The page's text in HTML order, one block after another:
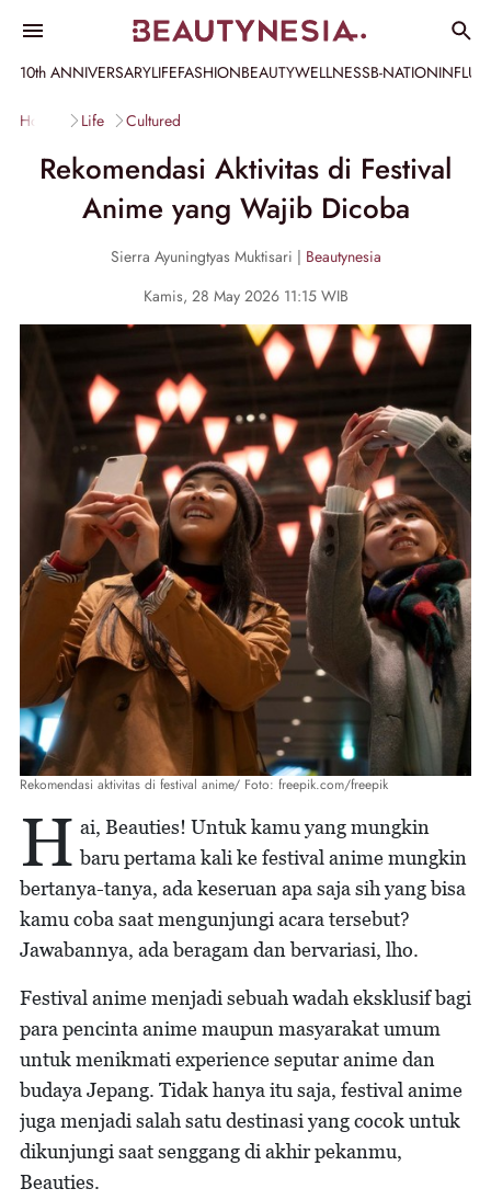
10th ANNIVERSARYLIFEFASHIONBEAUTYWELLNESSB-NATION
Home Life Cultured
Rekomendasi Aktivitas di Festival
Anime yang Wajib Dicoba
Sierra Ayuningtyas Muktisari | Beautynesia
Kamis, 28 May 2026 11:15 WIB
Rekomendasi aktivitas di festival anime/ Foto: freepik.com/freepik
H ai, Beauties! Untuk kamu yang mungkin
baru pertama kali ke festival anime mungkin
bertanya-tanya, ada keseruan apa saja sih yang bisa
kamu coba saat mengunjungi acara tersebut?
Jawabannya, ada beragam dan bervariasi, lho.
Festival anime menjadi sebuah wadah eksklusif bagi
para pencinta anime maupun masyarakat umum
untuk menikmati experience seputar anime dan
budaya Jepang. Tidak hanya itu saja, festival anime
juga menjadi salah satu destinasi yang cocok untuk
dikunjungi saat senggang di akhir pekanmu,
Beauties.